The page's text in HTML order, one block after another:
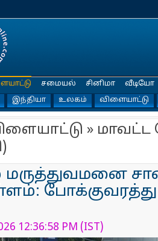
இந்தியா உலகம் விளையாட்டு
சமையல் சினிமா வீடியோ
» மாவட்ட
மருத்துவமனை
போக்குவரத்து
PM (IST)